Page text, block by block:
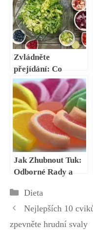
Zvládněte
přejídání: Co
udělat, když přejíte
během diety
Jak Zhubnout Tuk:
Odborné Rady a
TukuRubriky
Dieta
Nejlepších 10
zpevněte hrudní svaly